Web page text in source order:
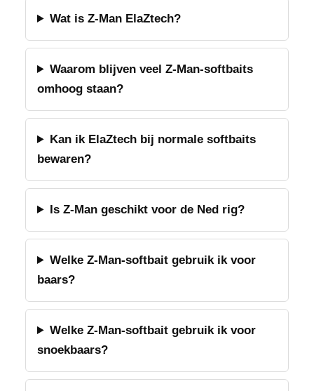
Wat is Z-Man ElaZtech?
Waarom blijven veel Z-Man-softbaits
omhoog staan?
Kan ik ElaZtech bij normale softbaits
bewaren?
Is Z-Man geschikt voor de Ned rig?
Welke Z-Man-softbait gebruik ik voor
baars?
Welke Z-Man-softbait gebruik ik voor
snoekbaars?